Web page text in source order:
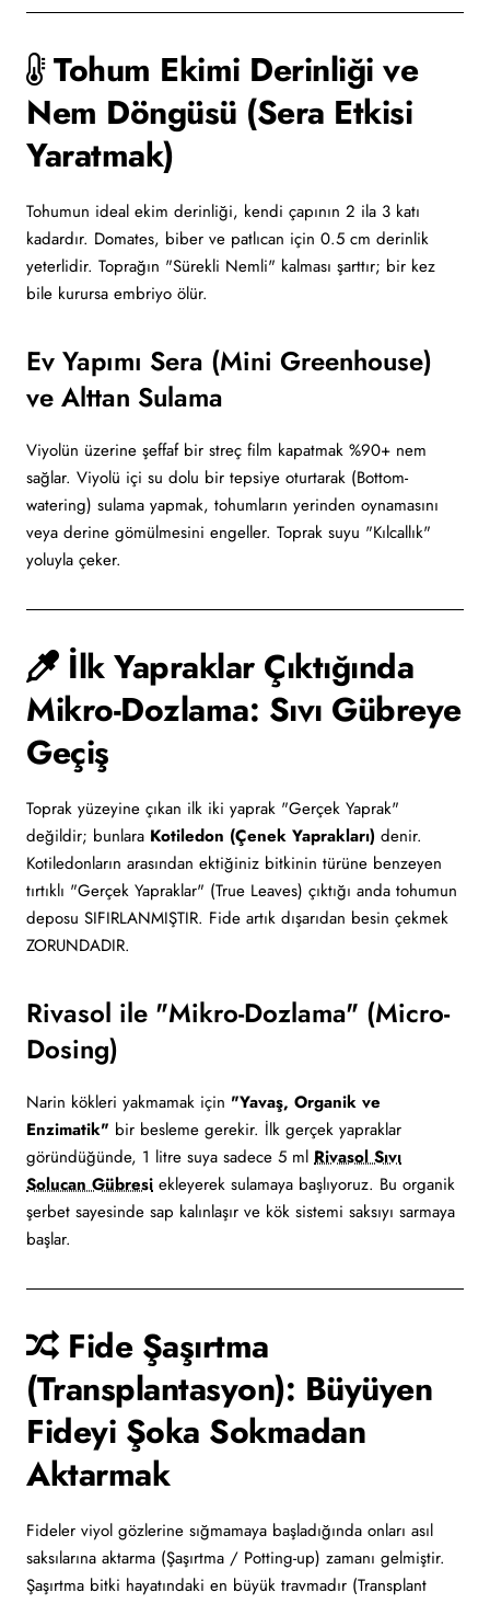
Tohum Ekimi Derinliği ve
Nem Döngüsü (Sera Etkisi
Yaratmak)
Tohumun ideal ekim derinliği, kendi çapının 2 ila 3 katı
kadardır. Domates, biber ve patlıcan için 0.5 cm derinlik
yeterlidir. Toprağın "Sürekli Nemli" kalması şarttır; bir kez
bile kurursa embriyo ölür.
Ev Yapımı Sera (Mini Greenhouse)
ve Alttan Sulama
Viyolün üzerine şeffaf bir streç film kapatmak %90+ nem
sağlar. Viyolü içi su dolu bir tepsiye oturtarak (Bottom-
watering) sulama yapmak, tohumların yerinden oynamasını
veya derine gömülmesini engeller. Toprak suyu "Kılcallık"
yoluyla çeker.
İlk Yapraklar Çıktığında
Mikro-Dozlama: Sıvı Gübreye
Geçiş
Toprak yüzeyine çıkan ilk iki yaprak "Gerçek Yaprak"
değildir; bunlara Kotiledon (Çenek Yaprakları) denir.
Kotiledonların arasından ektiğiniz bitkinin türüne benzeyen
tırtıklı "Gerçek Yapraklar" (True Leaves) çıktığı anda tohumun
deposu SIFIRLANMIŞTIR. Fide artık dışarıdan besin çekmek
ZORUNDADIR.
Rivasol ile "Mikro-Dozlama" (Micro-
Dosing)
Narin kökleri yakmamak için "Yavaş, Organik ve
Enzimatik" bir besleme gerekir. İlk gerçek yapraklar
göründüğünde, 1 litre suya sadece 5 ml Rivasol Sıvı
Solucan Gübresi ekleyerek sulamaya başlıyoruz. Bu organik
şerbet sayesinde sap kalınlaşır ve kök sistemi saksıyı sarmaya
başlar.
Fide Şaşırtma
(Transplantasyon): Büyüyen
Fideyi Şoka Sokmadan
Aktarmak
Fideler viyol gözlerine sığmamaya başladığında onları asıl
saksılarına aktarma (Şaşırtma / Potting-up) zamanı gelmiştir.
Şaşırtma bitki hayatındaki en büyük travmadır (Transplant